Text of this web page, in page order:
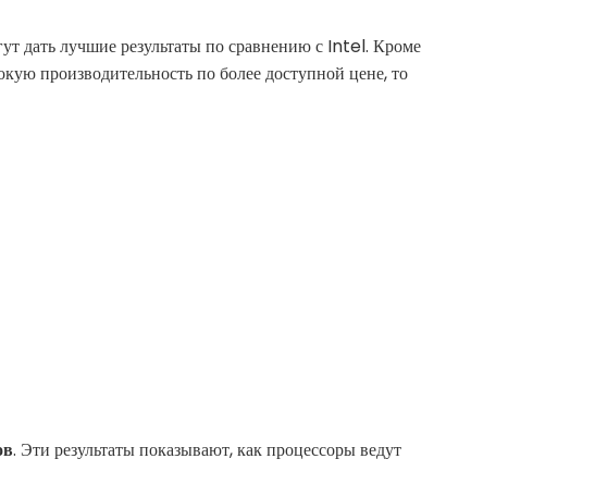
дать лучшие результаты по сравнению с Intel. Кроме
производительность по более доступной цене, то
. Эти результаты показывают, как процессоры ведут